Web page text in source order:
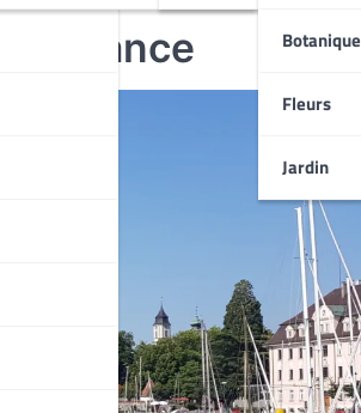
Botanique
Fleurs
Jardin